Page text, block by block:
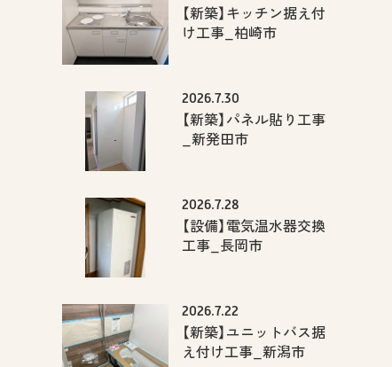
【新築】キッチン据え付
け工事_柏崎市
2026.7.30
【新築】パネル貼り工事
_新発田市
2026.7.28
【設備】電気温水器交換
工事_長岡市
2026.7.22
【新築】ユニットバス据
え付け工事_新潟市